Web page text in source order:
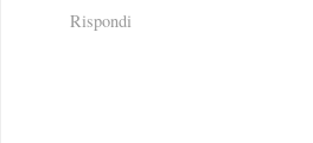
Rispondi